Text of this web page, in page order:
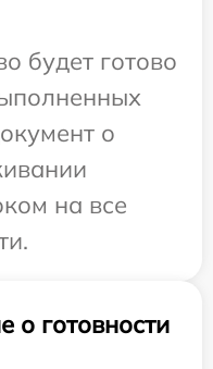
будет готово
о
на все
готовности